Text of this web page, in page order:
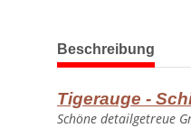
weitere
Beschreibung
Tigerauge -
Schöne detailgetreue